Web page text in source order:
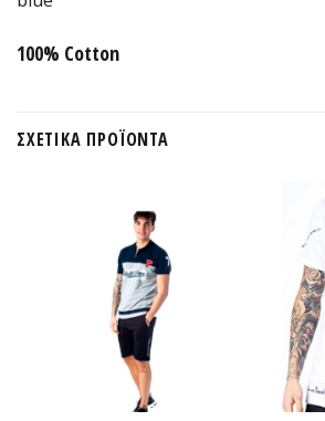
100% Cotton
ΣΧΕΤΙΚΆ ΠΡΟΪΌΝΤΑ